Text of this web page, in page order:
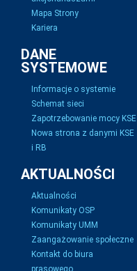
Mapa Strony
Kariera
DANE
SYSTEMOWE
Informacje o systemie
Schemat sieci
Zapotrzebowanie mocy KSE
Nowa strona z danymi KSE
i RB
AKTUALNOŚCI
Aktualności
Komunikaty OSP
Komunikaty UMM
Zaangażowanie społeczne
Kontakt do biura
prasowego